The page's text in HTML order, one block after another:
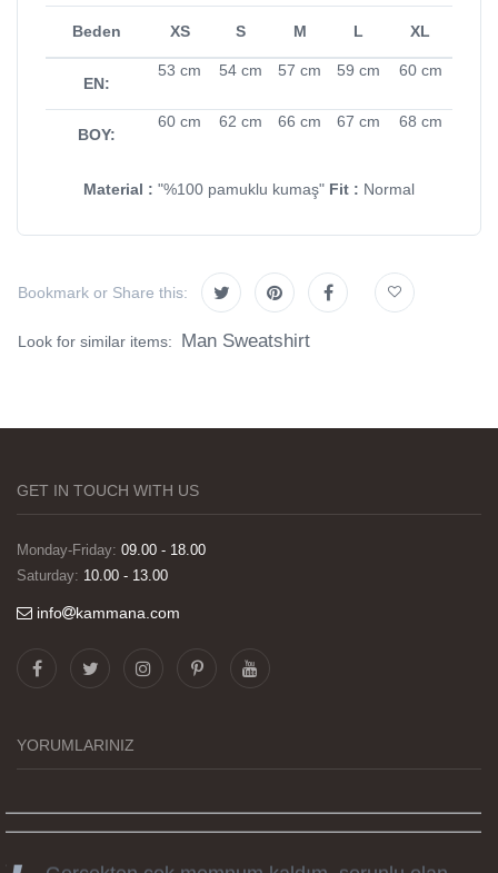
Beden XS S M L XL
EN:
53 cm 54 cm 57 cm 59 cm 60 cm
BOY:
60 cm 62 cm 66 cm 67 cm 68 cm
Material : "%100 pamuklu kumaş" Fit : Normal
Bookmark or Share this:
Look for similar items: Man Sweatshirt
GET IN TOUCH WITH US
Monday-Friday: 09.00 - 18.00
Saturday: 10.00 - 13.00
info kammana.com
YORUMLARINIZ
Görselleri ve baskı kalitesi harika. Övünç Bey'in
tüm süreçteki desteği ile siparislerim kısa
günü hediyesi oldu. Kammana ailesine tüm
emekleri icin sonsuz teşekkürler.